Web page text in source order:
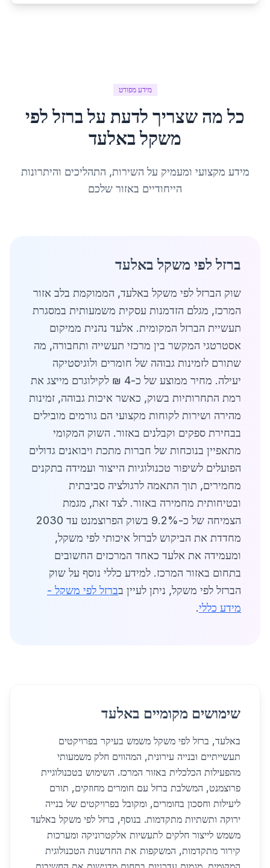
מידע מפורט
כל מה שצריך לדעת עלברזל לפי
משקלבאלעד
מידע מקצועי ומעמיק על השירות, התהליכים והיתרונות
הייחודיים באזור שלכם
ברזל לפי משקל באלעד
שוק הברזל לפי משקל באלעד, הממוקמת בלב אזור
המרכז, מגלם הזדמנות עסקית משמעותית במסגרת
תעשיית הברזל המקומית. אלעד נהנית ממיקום
אסטרטגי המקשר בין מרכזי תעשייה ותחבורה, מה
שתורם לזמינות גבוהה של חומרים ולוגיסטיקה
יעילה. מחיר ממוצע של כ-4 ₪ לקילוגרם מייצג את
רמת התחרותיות בשוק, כאשר איכות גבוהה, זמינות
מהירה ושירות לקוחות מקצועי הם גורמים מובילים
בבחירת ספקים וקבלנים באזור. השוק המקומי
מתאפיין בנוכחות של חברות מתכת ויבואנים גדולים
הפועלים לשיפור טכנולוגיות הייצור ועמידה בתקנים
מחמירים, תוך התאמה לרגולציה סביבתית
ובטיחותית מחמירה באזור. לצד זאת, מגמת
הצמיחה של כ-9.2% בשוק הפרוצמנט עד 2030
מחדדת את הביקוש לברזל איכותי לפי משקל,
ומעמידה את אלעד כאחד המרכזים החשובים
בתחום באזור המרכז. למידע כללי נוסף על שוק
הברזל לפי משקל, ניתן לעיין בברזל לפי משקל -
מידע כללי.
שימושים מקומיים באלעד
באלעד, ברזל לפי משקל משמש בעיקר בפרויקטים
תעשייתיים ובנייה עירונית, המהווים חלק משמעותי
מהפעילות הכלכלית באזור המרכז. השימוש בטכנולוגיית
פרוצמנט, המשלבת ברזל עם חומרים מחוזקים, תורם
ליעילות וחסכון בחומרים, ומקובל בפרויקטים של בנייה
ירוקה ותשתיות מתקדמות. בנוסף, ברזל לפי משקל באלעד
משמש לייצור חלקים לתעשיות אלקטרוניקה ומערכות
קירור מתקדמות, המשקפות את החדשנות הטכנולוגית